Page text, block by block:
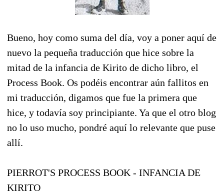
Bueno, hoy como suma del día, voy a poner aquí de
nuevo la pequeña traducción que hice sobre la
mitad de la infancia de Kirito de dicho libro, el
Process Book. Os podéis encontrar aún fallitos en
mi traducción, digamos que fue la primera que
hice, y todavía soy principiante. Ya que el otro blog
no lo uso mucho, pondré aquí lo relevante que puse
allí.
PIERROT'S PROCESS BOOK - INFANCIA DE
KIRITO